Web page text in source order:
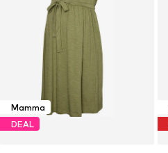
Mamma
DEAL